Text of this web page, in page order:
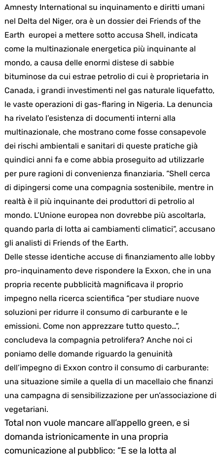
Amnesty International su inquinamento e diritti umani
nel Delta del Niger, ora è un dossier dei Friends of the
Earth europei a mettere sotto accusa Shell, indicata
come la multinazionale energetica più inquinante al
mondo, a causa delle enormi distese di sabbie
bituminose da cui estrae petrolio di cui è proprietaria in
Canada, i grandi investimenti nel gas naturale liquefatto,
le vaste operazioni di gas-flaring in Nigeria. La denuncia
ha rivelato l’esistenza di documenti interni alla
multinazionale, che mostrano come fosse consapevole
dei rischi ambientali e sanitari di queste pratiche già
quindici anni fa e come abbia proseguito ad utilizzarle
per pure ragioni di convenienza finanziaria. “Shell cerca
di dipingersi come una compagnia sostenibile, mentre in
realtà è il più inquinante dei produttori di petrolio al
mondo. L’Unione europea non dovrebbe più ascoltarla,
quando parla di lotta ai cambiamenti climatici”, accusano
gli analisti di Friends of the Earth.
Delle stesse identiche accuse di finanziamento alle lobby
pro-inquinamento deve rispondere la Exxon, che in una
propria recente pubblicità magnificava il proprio
impegno nella ricerca scientifica “per studiare nuove
soluzioni per ridurre il consumo di carburante e le
emissioni. Come non apprezzare tutto questo…”,
concludeva la compagnia petrolifera? Anche noi ci
poniamo delle domande riguardo la genuinità
dell’impegno di Exxon contro il consumo di carburante:
una situazione simile a quella di un macellaio che finanzi
una campagna di sensibilizzazione per un’associazione di
vegetariani.
Total non vuole mancare all’appello green, e si
domanda istrionicamente in una propria
comunicazione al pubblico: “E se la lotta al